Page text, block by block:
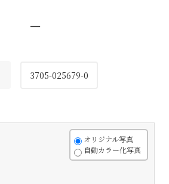
−
3705-025679-0
オリジナル写真
自動カラー化写真